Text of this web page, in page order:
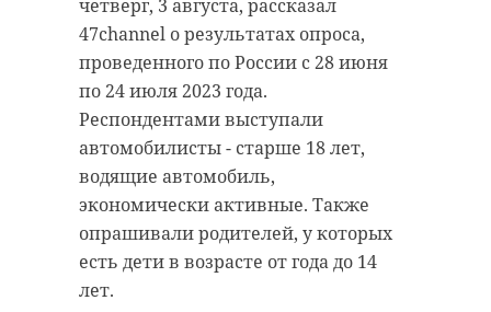
четверг, 3 августа, рассказал
47channel о результатах опроса,
проведенного по России с 28 июня
по 24 июля 2023 года.
Респондентами выступали
автомобилисты - старше 18 лет,
водящие автомобиль,
экономически активные. Также
опрашивали родителей, у которых
есть дети в возрасте от года до 14
лет.
сообщить им о времени
возвращения и где планируете
отдыхать, а также не забыть
зарядить мобильный телефон.
В ночь на четверг, 3 августа, в
службы поступило сообщение о
мужчине с сыном, которые
сплавлялись на резиновой лодке
по реке Яндеба. Ближе к девяти
вечера они перестали выходить
представители «Экстремума».
Глубокой ночью поисково-
спасательный отряд города Новая
Ладога обнаружил пострадавшего.
Мужчину вывели из леса и
передали родственникам.
Любитель лесных прогулок не
пострадал. Помощь врачей ему не
потребовалась.